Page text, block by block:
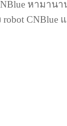
หามาน
CNBlue